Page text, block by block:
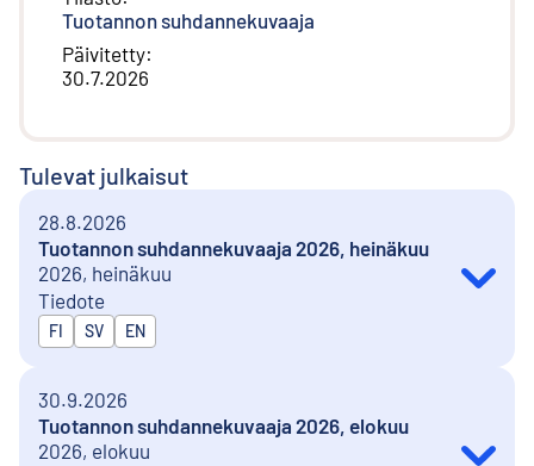
Tuotannon suhdannekuvaaja
Päivitetty:
30.7.2026
Tulevat julkaisut
28.8.2026
Tuotannon suhdannekuvaaja 2026, heinäkuu
2026, heinäkuu
Tiedote
Julkaistaan kielillä
FI SV EN
30.9.2026
Tuotannon suhdannekuvaaja 2026, elokuu
2026, elokuu